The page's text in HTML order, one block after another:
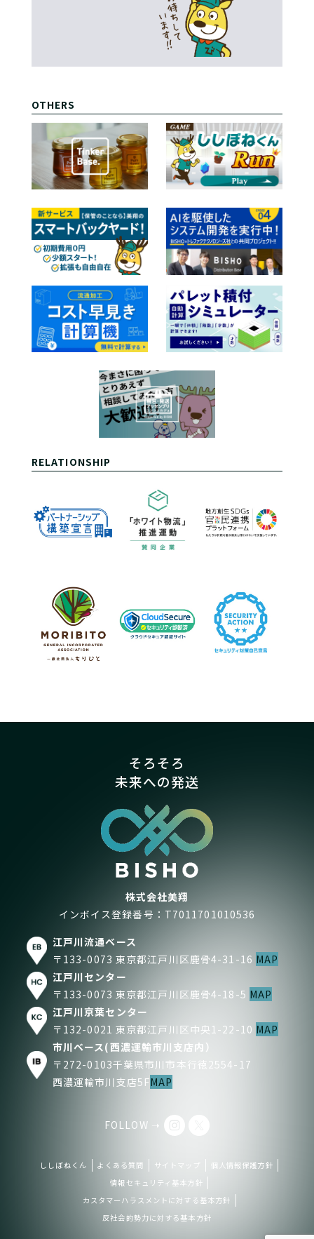
OTHERS
RELATIONSHIP
そろそろ
未来への発送
株式会社美翔
インボイス登録番号：T7011701010536
江戸川流通ベース
〒133-0073 東京都江戸川区鹿骨4-31-16 MAP
江戸川センター
〒133-0073 東京都江戸川区鹿骨4-18-5 MAP
江戸川京葉センター
〒132-0021 東京都江戸川区中央1-22-10 MAP
市川ベース(西濃運輸市川支店内）
〒272-0103千葉県市川市本行徳2554-17
西濃運輸市川支店5FMAP
FOLLOW ➝
ししぼねくん よくある質問 サイトマップ
個人情報保護方針
情報セキュリティ基本方針
カスタマーハラスメントに対する基本方針
反社会的勢力に対する基本方針